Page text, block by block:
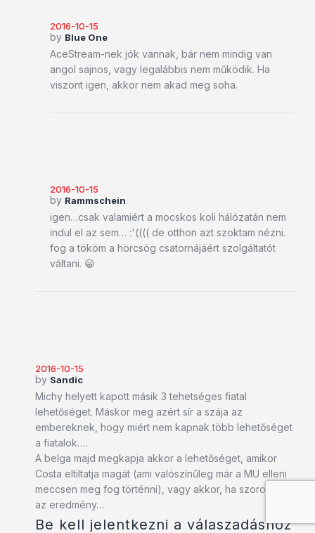
2016-10-15
by Blue One
AceStream-nek jók vannak, bár nem mindig van
angol sajnos, vagy legalábbis nem működik. Ha
viszont igen, akkor nem akad meg soha.
2016-10-15
by Rammschein
igen…csak valamiért a mocskos koli hálózatán nem
indul el az sem… :'(((( de otthon azt szoktam nézni.
fog a tököm a hörcsög csatornájáért szolgáltatót
váltani. 😀
2016-10-15
by Sandic
Michy helyett kapott másik 3 tehetséges fiatal
lehetőséget. Máskor meg azért sír a szája az
embereknek, hogy miért nem kapnak több lehetőséget
a fiatalok….
A belga majd megkapja akkor a lehetőséget, amikor
Costa eltiltatja magát (ami valószínűleg már a MU elleni
meccsen meg fog történni), vagy akkor, ha szorosabb
az eredmény…
Be kell jelentkezni a válaszadáshoz